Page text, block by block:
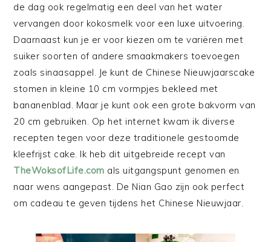
de dag ook regelmatig een deel van het water
vervangen door kokosmelk voor een luxe uitvoering.
Daarnaast kun je er voor kiezen om te variëren met
suiker soorten of andere smaakmakers toevoegen
zoals sinaasappel. Je kunt de Chinese Nieuwjaarscake
stomen in kleine 10 cm vormpjes bekleed met
bananenblad. Maar je kunt ook een grote bakvorm van
20 cm gebruiken. Op het internet kwam ik diverse
recepten tegen voor deze traditionele gestoomde
kleefrijst cake. Ik heb dit uitgebreide recept van
TheWoksofLife.com als uitgangspunt genomen en
naar wens aangepast. De Nian Gao zijn ook perfect
om cadeau te geven tijdens het Chinese Nieuwjaar.